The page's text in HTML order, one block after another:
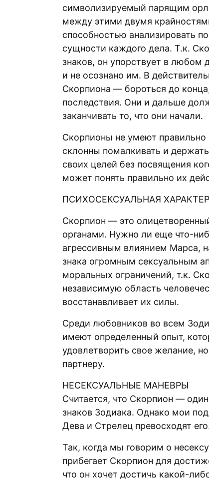
символизируемый парящим
между этими двумя
способностью анализировать
сущности каждого дела. Т.к.
знаков, он упорствует в любом
и не осознано им. В
Скорпиона — бороться до
последствия. Они и дальше
заканчивать то, что они начали.
Скорпионы не умеют правильно
склонны помалкивать и
своих целей без посвящения
может понять правильно их
ПСИХОСЕКСУАЛЬНАЯ
Скорпион — это
органами. Нужно ли еще что-
агрессивным влиянием Марса,
знака огромным сексуальным
моральных ограничений, т.к.
независимую область
восстанавливает их силы.
Среди любовников во всем
имеют определенный опыт,
удовлетворить свое желание,
партнеру.
НЕСЕКСУАЛЬНЫЕ МАНЕВРЫ
Считается, что Скорпион —
знаков Зодиака. Однако мои
Дева и Стрелец превосходят
Так, когда мы говорим о
прибегает Скорпион для
что он хочет достичь какой-